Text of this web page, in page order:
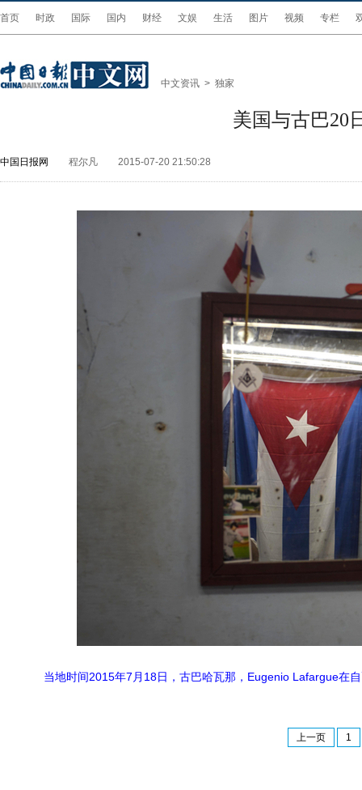
首页 时政 国际 国内 财经 文娱 生活 图片 视频 专栏
中文资讯 > 独家
美国与古巴20
中国日报网 程尔凡 2015-07-20 21:50:28
当地时间2015年7月18日，古巴哈瓦那，Eugenio Lafargue在
上一页 1